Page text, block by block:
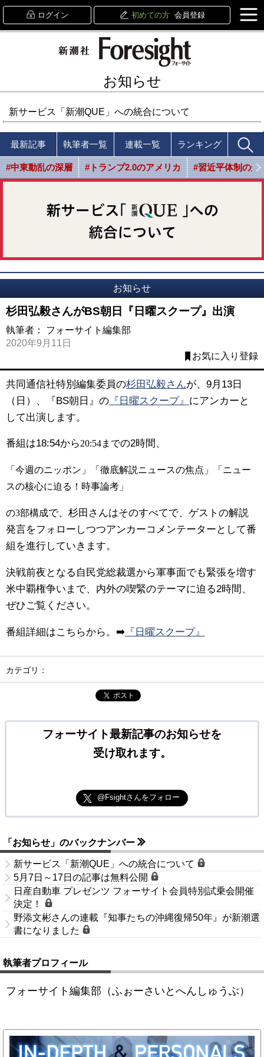
ログイン 初めての方 会員登録
お知らせ
新サービス「新潮QUE」への統合について
最新記事 執筆者一覧 連載一覧 ランキング
#中東動乱の深層 #トランプ2.0のアメリカ #習近平体制の光
お知らせ
杉田弘毅さんがBS朝日『日曜スクープ』出演
執筆者： フォーサイト編集部
2020年9月11日
お気に入り登録
共同通信社特別編集委員の杉田弘毅さんが、9月13日
（日）、『BS朝日』の 『日曜スクープ』 にアンカーと
して出演します。
番組は18:54から20:54までの2時間、
「今週のニッポン」
「徹底解説ニュースの焦点」「ニュー
スの核心に迫る！時事論考」
の3部構成で、杉田さんはそのすべてで、ゲストの解説
発言をフォローしつつアンカーコメンテーターとして番
組を進行していきます。
決戦前夜となる自民党総裁選から軍事面でも緊張を増す
米中覇権争いまで、内外の喫緊のテーマに迫る2時間、
ぜひご覧ください。
番組詳細はこちらから。➡️ 『日曜スクープ』
カテゴリ：
ポスト
フォーサイト最新記事のお知らせを
受け取れます。
@Fsightさんをフォロー
「お知らせ」のバックナンバー
新サービス「新潮QUE」への統合について
5月7日～17日の記事は無料公開
日産自動車 プレゼンツ フォーサイト会員特別試乗会開催
決定！
野添文彬さんの連載『知事たちの沖縄復帰50年』が新潮選
書になりました
執筆者プロフィール
フォーサイト編集部（ふぉーさいとへんしゅうぶ）